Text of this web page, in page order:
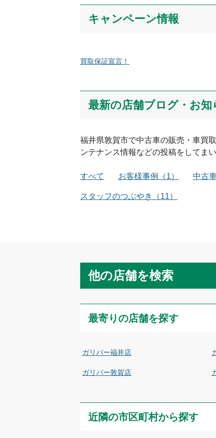
キャンペーン情報
買取保証宣言！
最新の店舗ブログ・お知
福井県敦賀市で中古車の販売・車買
ンテナンス情報などの投稿をしてま
すべて お客様事例 （1） 中古
スタッフのつぶやき （11）
他の店舗を検索
最寄りの店舗を探す
ガリバー福井店
ガリバー敦賀店
近隣の市区町村から探す